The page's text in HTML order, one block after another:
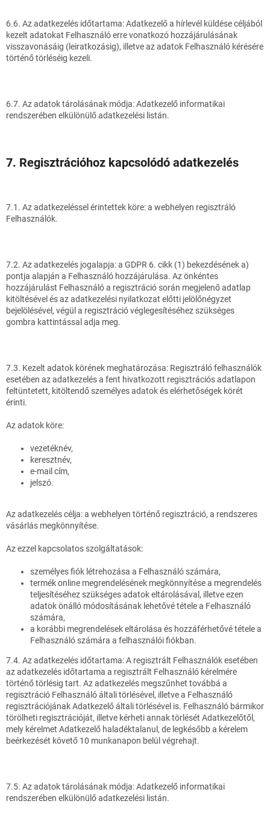
6.6. Az adatkezelés időtartama: Adatkezelő a hírlevél küldése céljából
kezelt adatokat Felhasználó erre vonatkozó hozzájárulásának
visszavonásáig (leiratkozásig), illetve az adatok Felhasználó kérésére
történő törléséig kezeli.
6.7. Az adatok tárolásának módja: Adatkezelő informatikai
rendszerében elkülönülő adatkezelési listán.
7. Regisztrációhoz kapcsolódó adatkezelés
7.1. Az adatkezeléssel érintettek köre: a webhelyen regisztráló
Felhasználók.
7.2. Az adatkezelés jogalapja: a GDPR 6. cikk (1) bekezdésének a)
pontja alapján a Felhasználó hozzájárulása. Az önkéntes
hozzájárulást Felhasználó a regisztráció során megjelenő adatlap
kitöltésével és az adatkezelési nyilatkozat előtti jelölőnégyzet
bejelölésével, végül a regisztráció véglegesítéséhez szükséges
gombra kattintással adja meg.
7.3. Kezelt adatok körének meghatározása: Regisztráló felhasználók
esetében az adatkezelés a fent hivatkozott regisztrációs adatlapon
feltüntetett, kitöltendő személyes adatok és elérhetőségek körét
érinti.
Az adatok köre:
vezetéknév,
keresztnév,
e-mail cím,
jelszó.
Az adatkezelés célja: a webhelyen történő regisztráció, a rendszeres
vásárlás megkönnyítése.
Az ezzel kapcsolatos szolgáltatások:
személyes fiók létrehozása a Felhasználó számára,
termék online megrendelésének megkönnyítése a megrendelés
teljesítéséhez szükséges adatok eltárolásával, illetve ezen
adatok önálló módosításának lehetővé tétele a Felhasználó
számára,
a korábbi megrendelések eltárolása és hozzáférhetővé tétele a
Felhasználó számára a felhasználói fiókban.
7.4. Az adatkezelés időtartama: A regisztrált Felhasználók esetében
az adatkezelés időtartama a regisztrált Felhasználó kérelmére
történő törlésig tart. Az adatkezelés megszűnhet továbbá a
regisztráció Felhasználó általi törlésével, illetve a Felhasználó
regisztrációjának Adatkezelő általi törlésével is. Felhasználó bármikor
törölheti regisztrációját, illetve kérheti annak törlését Adatkezelőtől,
mely kérelmet Adatkezelő haladéktalanul, de legkésőbb a kérelem
beérkezését követő 10 munkanapon belül végrehajt.
7.5. Az adatok tárolásának módja: Adatkezelő informatikai
rendszerében elkülönülő adatkezelési listán.